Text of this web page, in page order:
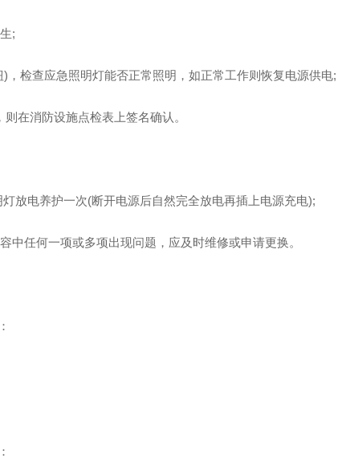
;
，检查应急照明灯能否正常照明，如正常工作则恢复电源供电;
在消防设施点检表上签名确认。
放电养护一次(断开电源后自然完全放电再插上电源充电);
中任何一项或多项出现问题，应及时维修或申请更换。